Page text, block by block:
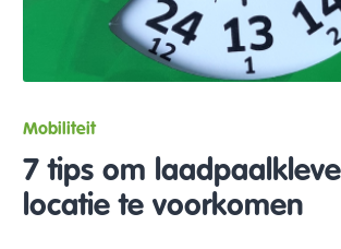
Mobiliteit
7 tips om
locatie te voorkomen